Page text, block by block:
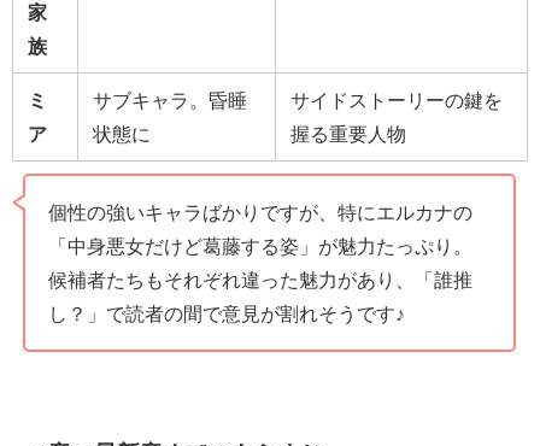
家
族
ミ
ア
サブキャラ。昏睡
状態に
サイドストーリーの鍵を
握る重要人物
個性の強いキャラばかりですが、特にエルカナの
「中身悪女だけど葛藤する姿」が魅力たっぷり。
候補者たちもそれぞれ違った魅力があり、「誰推
し？」で読者の間で意見が割れそうです♪